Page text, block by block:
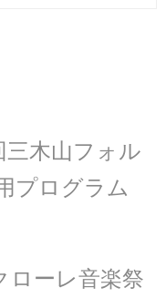
木山フォル
プログラム
ローレ音楽祭